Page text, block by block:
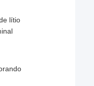
lítio